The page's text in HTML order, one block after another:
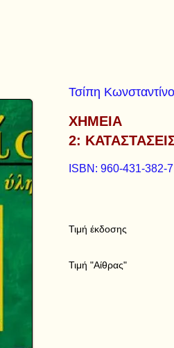
Τσίπη
ΧΗΜΕΙΑ
2:
ISBN: 960-431-382-7
Τιμή έκδοσης
Τιμή "Αίθρας"